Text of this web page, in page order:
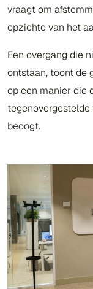
vraagt om
opzichte van het
Een overgang die
ontstaan, toont de
op een manier die
beoogt.